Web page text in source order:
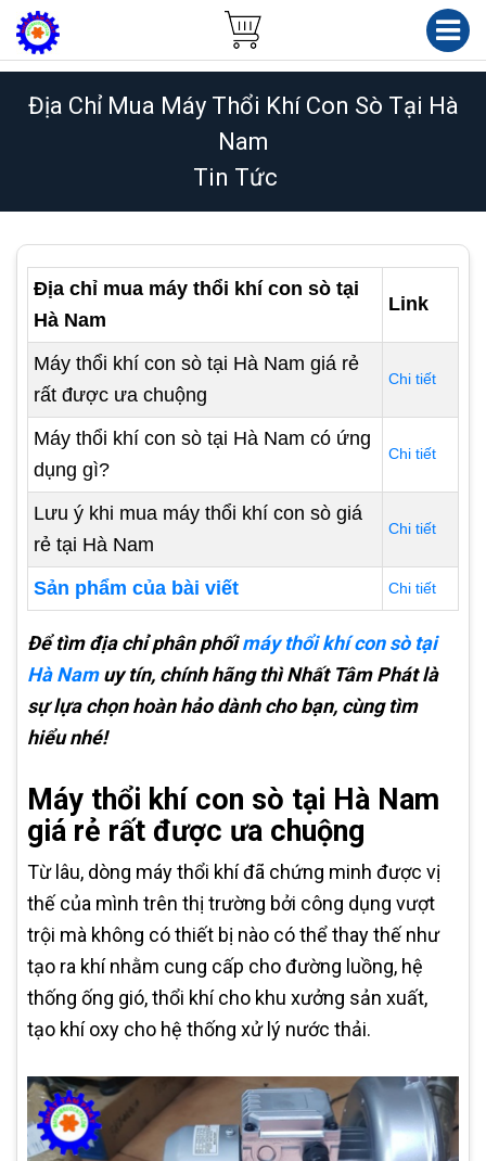
Địa Chỉ Mua Máy Thổi Khí Con Sò Tại Hà
Nam
Tin Tức
Địa chỉ mua máy thổi khí con sò tại
Hà Nam
Link
Máy thổi khí con sò tại Hà Nam giá rẻ
rất được ưa chuộng
Chi tiết
Máy thổi khí con sò tại Hà Nam có ứng
dụng gì?
Chi tiết
Lưu ý khi mua máy thổi khí con sò giá
rẻ tại Hà Nam
Chi tiết
Sản phẩm của bài viết Chi tiết
Để tìm địa chỉ phân phốimáy thổi khí con sò tại
Hà Namuy tín, chính hãng thì Nhất Tâm Phát là
sự lựa chọn hoàn hảo dành cho bạn, cùng tìm
hiểu nhé!
Máy thổi khí con sò tại Hà Nam
giá rẻ rất được ưa chuộng
Từ lâu, dòng máy thổi khí đã chứng minh được vị
thế của mình trên thị trường bởi công dụng vượt
trội mà không có thiết bị nào có thể thay thế như
tạo ra khí nhằm cung cấp cho đường luồng, hệ
thống ống gió, thổi khí cho khu xưởng sản xuất,
tạo khí oxy cho hệ thống xử lý nước thải.